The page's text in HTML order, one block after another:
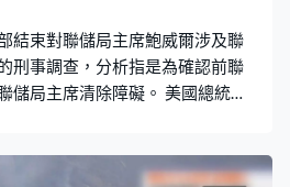
結束對聯儲局主席鮑威爾涉及聯
刑事調查，分析指是為確認前聯
儲局主席清除障礙。 美國總統特
程超支約7億美元展開刑事調查，